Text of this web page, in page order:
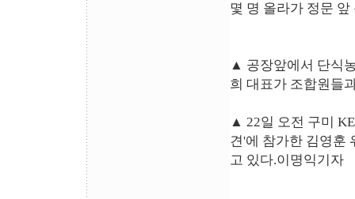
몇 명 올라가 정문
▲ 공장앞에서 단식
희 대표가 조합원들
▲ 22일 오전 구미
견'에 참가한 김영훈
고 있다.이명익기자